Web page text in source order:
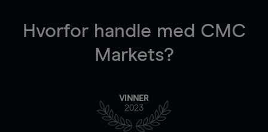
Hvorfor handle med CMC
Markets?
VINNER
2023